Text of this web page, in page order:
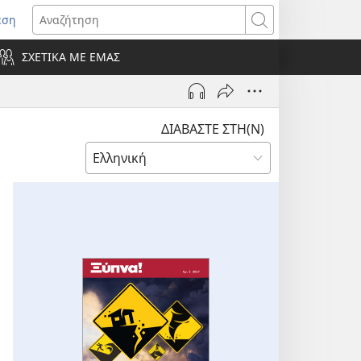
Αναζήτηση
ΣΧΕΤΙΚΑ ΜΕ ΕΜΑΣ
ΔΙΑΒΑΣΤΕ ΣΤΗ(Ν)